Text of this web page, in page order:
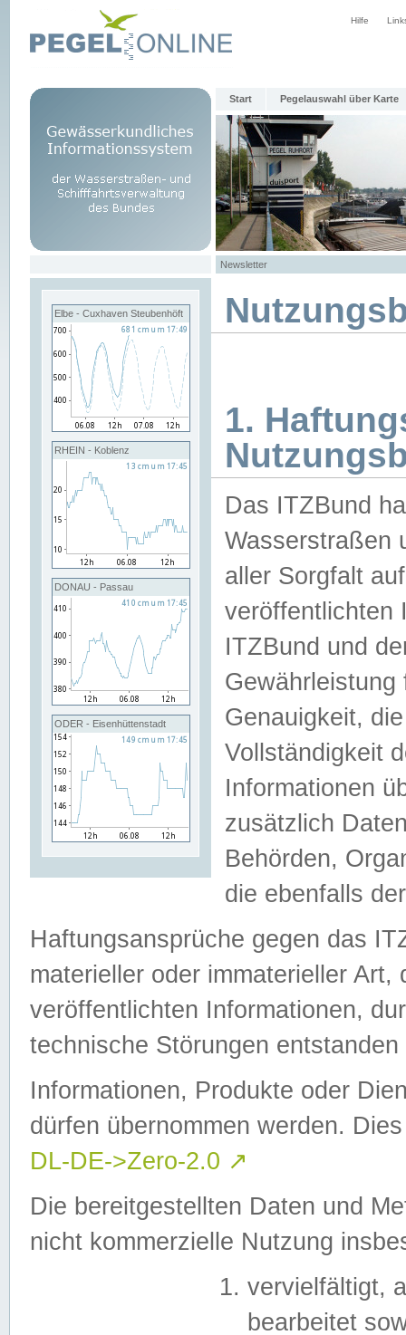
Hilfe
Start Pegelauswahl über Karte
Newsletter
Elbe - Cuxhaven Steubenhöft
RHEIN - Koblenz
DONAU - Passau
ODER - Eisenhüttenstadt
1.
Das ITZBund
Wasserstraßen
aller Sorgfalt
veröffentlichten
ITZBund und
Genauigkeit,
Vollständigkeit
Informationen
zusätzlich
Behörden,
die ebenfalls
Haftungsansprüche gegen das
materieller oder immaterieller
veröffentlichten Informationen,
technische Störungen
Informationen, Produkte oder
dürfen übernommen werden.
DL-DE->Zero-2.0 ↗
Die bereitgestellten Daten und
nicht kommerzielle Nutzung
vervielfältigt,
bearbeitet